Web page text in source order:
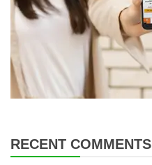
RECENT COMMENTS